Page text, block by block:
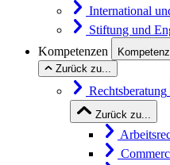
International
Stiftung und
Kompetenzen
Zurück zu...
Rechtsberatung
Zurück zu...